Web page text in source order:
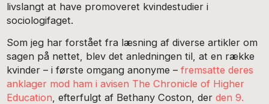
livslangt at have promoveret kvindestudier i
sociologifaget.
Som jeg har forstået fra læsning af diverse artikler om
sagen på nettet, blev det anledningen til, at en række
kvinder – i første omgang anonyme –fremsatte deres
anklager mod ham i avisen The Chronicle of Higher
Education , efterfulgt af Bethany Coston, derden 9.